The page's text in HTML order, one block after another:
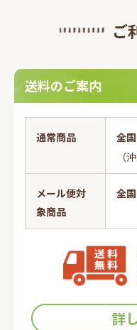
本規約に同意の上、
所定の登録手続完了
員登録手続は、会員
方からの会員申込はお
入力フォームに必要事
情報の登録において
3. パスワードの管理
(1)パスワードは会員
者に譲渡・貸与できな
(2)パスワードは、他
変更する等、会員本
(3)パスワードを用い
会員本人の意思表示と
全て会員の責任となり
ご
送料のご案内
通常商品 全
（
メール便対
象商品
全
詳